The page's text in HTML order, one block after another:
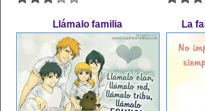
Llámalo familia La